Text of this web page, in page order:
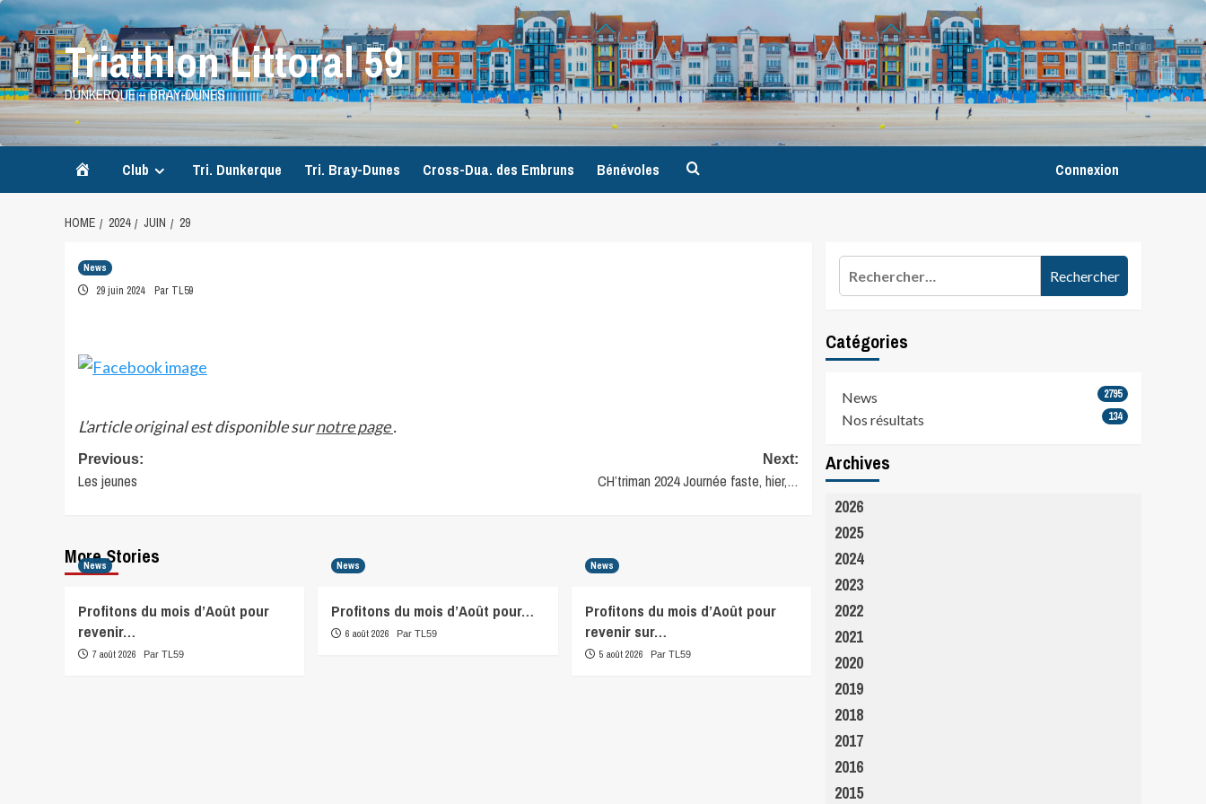
Skip
to
content
Triathlon Littoral 59
DUNKERQUE – BRAY-DUNES
Accueil
Club Tri. Dunkerque Tri. Bray-Dunes Cross-Dua. des Embruns Bénévoles Connexion
HOME 2024 JUIN 29
News
29 juin 2024 Par TL59
L’article original est disponible surnotre page.
Post
navigation
Previous:
Les jeunes
Next:
CH’triman 2024 Journée faste, hier,…
More Stories
News
Profitons du mois d’Août pour
revenir…
7 août 2026 Par TL59
News
Profitons du mois d’Août pour…
6 août 2026 Par TL59
News
Profitons du mois d’Août pour
revenir sur…
5 août 2026 Par TL59
Catégories
News 2795
Nos résultats 134
Archives
2026
2025
2024
2023
2022
2021
2020
2019
2018
2017
2016
2015